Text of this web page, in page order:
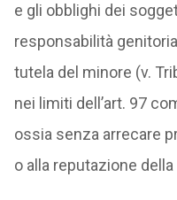
e gli obblighi dei
responsabilità
tutela del minore (v.
nei limiti dell’art. 97
ossia senza arrecare
o alla reputazione